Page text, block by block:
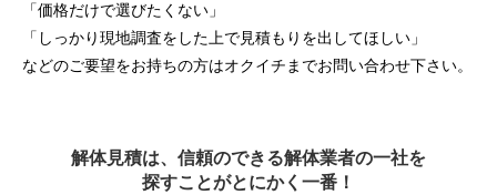
「価格だけで選びたくない」
「しっかり現地調査をした上で見積もりを出してほしい」
などのご要望をお持ちの方はオクイチまでお問い合わせ下さい。
解体見積は、信頼のできる解体業者の一社を
探すことがとにかく一番！